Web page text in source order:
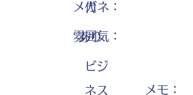
代
メガネ：
あり
雰囲気：
ビジ
ネス
​メモ：